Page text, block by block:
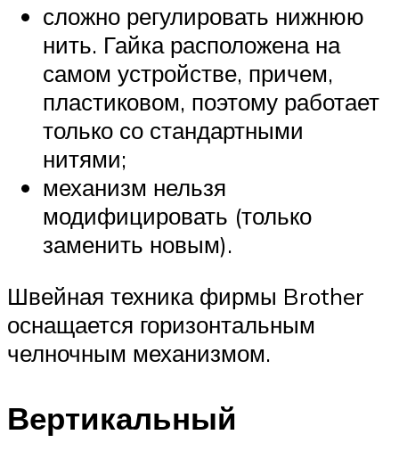
сложно регулировать нижнюю
нить. Гайка расположена на
самом устройстве, причем,
пластиковом, поэтому работает
только со стандартными
нитями;
механизм нельзя
модифицировать (только
заменить новым).
Швейная техника фирмы Brother
оснащается горизонтальным
челночным механизмом.
Вертикальный